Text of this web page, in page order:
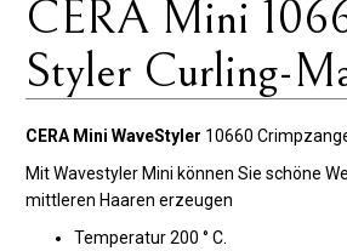
CERA Mini
Styler Curling-
CERA Mini WaveStyler 10660
Mit Wavestyler Mini können Sie schöne
mittleren Haaren erzeugen
Temperatur 200 ° C.